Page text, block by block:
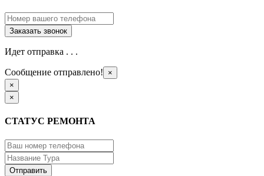
Идет отправка . . .
Сообщение отправлено!
×
×
×
СТАТУС РЕМОНТА